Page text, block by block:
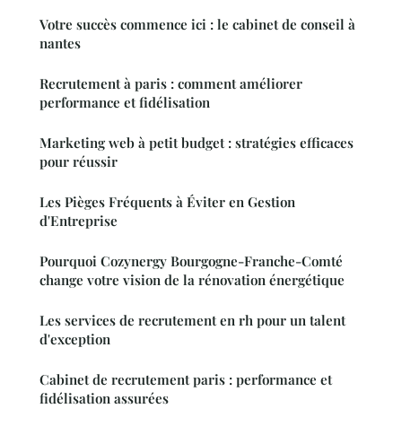
Votre succès commence ici : le cabinet de conseil à
nantes
Recrutement à paris : comment améliorer
performance et fidélisation
Marketing web à petit budget : stratégies efficaces
pour réussir
Les Pièges Fréquents à Éviter en Gestion
d'Entreprise
Pourquoi Cozynergy Bourgogne-Franche-Comté
change votre vision de la rénovation énergétique
Les services de recrutement en rh pour un talent
d'exception
Cabinet de recrutement paris : performance et
fidélisation assurées